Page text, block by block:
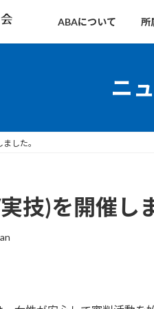
ABAについて 所
ニ
した。
技)を開催し